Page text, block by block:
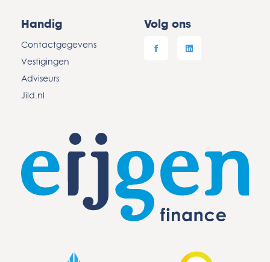
Handig
Contactgegevens
Vestigingen
Adviseurs
Jild.nl
Volg ons